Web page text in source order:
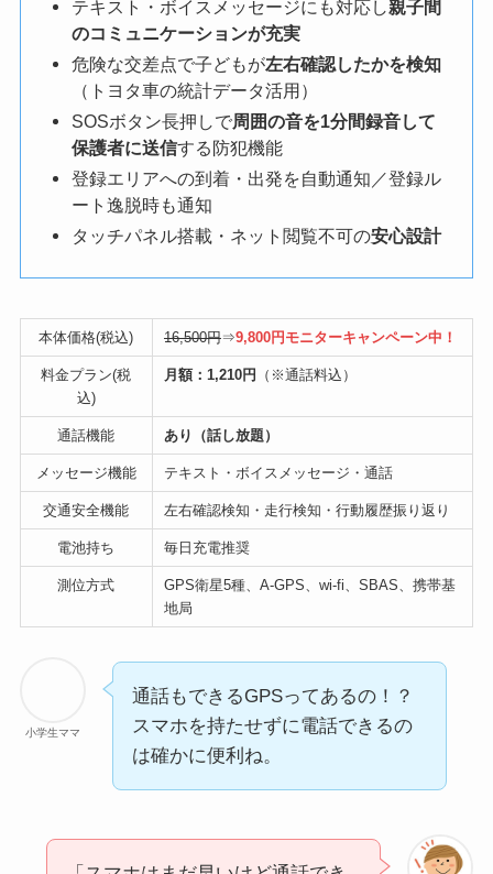
テキスト・ボイスメッセージにも対応し親子間
のコミュニケーションが充実
危険な交差点で子どもが左右確認したかを検知
（トヨタ車の統計データ活用）
SOSボタン長押しで周囲の音を1分間録音して
保護者に送信する防犯機能
登録エリアへの到着・出発を自動通知／登録ル
ート逸脱時も通知
タッチパネル搭載・ネット閲覧不可の安心設計
本体価格(税込) 16,500円⇒9,800円モニターキャンペーン中！
料金プラン(税
込)
月額：1,210円 （※通話料込）
通話機能 あり（話し放題）
メッセージ機能 テキスト・ボイスメッセージ・通話
交通安全機能 左右確認検知・走行検知・行動履歴振り返り
電池持ち 毎日充電推奨
測位方式
GPS衛星5種、A-GPS、wi-fi、SBAS、携帯基
地局
小学生ママ
通話もできるGPSってあるの！？
スマホを持たせずに電話できるの
は確かに便利ね。